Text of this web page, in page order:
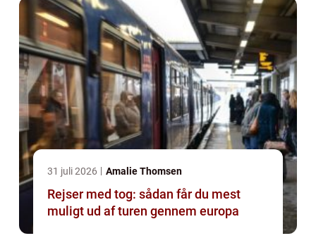
31 juli 2026 Amalie Thomsen
Rejser med tog: sådan får du mest
muligt ud af turen gennem europa